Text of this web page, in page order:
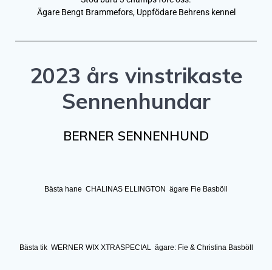
Ägare Bengt Brammefors, Uppfödare Behrens kennel
2023 års vinstrikaste
Sennenhundar
BERNER SENNENHUND
Bästa hane CHALINAS ELLINGTON ägare Fie Basböll
Bästa tik WERNER WIX XTRASPECIAL ägare: Fie & Christina Basböll